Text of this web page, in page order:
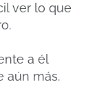
ver lo que
a él
aún más.